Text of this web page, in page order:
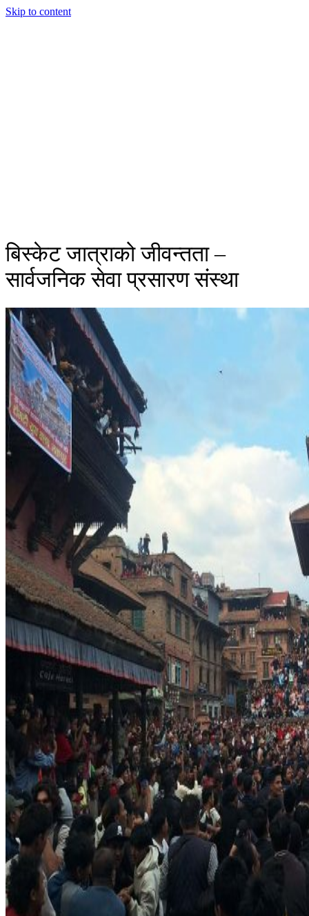
Skip to content
बिस्केट जात्राको जीवन्तता –
सार्वजनिक सेवा प्रसारण संस्था